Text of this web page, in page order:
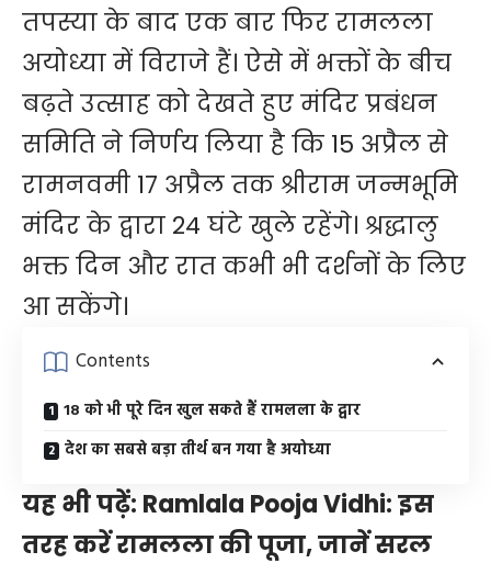
तपस्या के बाद एक बार फिर रामलला
अयोध्या में विराजे हैं। ऐसे में भक्तों के बीच
बढ़ते उत्साह को देखते हुए मंदिर प्रबंधन
समिति ने निर्णय लिया है कि 15 अप्रैल से
रामनवमी 17 अप्रैल तक श्रीराम जन्मभूमि
मंदिर के द्वारा 24 घंटे खुले रहेंगे। श्रद्धालु
भक्त दिन और रात कभी भी दर्शनों के लिए
आ सकेंगे।
Contents
18 को भी पूरे दिन खुल सकते हैं रामलला के द्वार
देश का सबसे बड़ा तीर्थ बन गया है अयोध्या
यह भी पढ़ें: Ramlala Pooja Vidhi: इस
तरह करें रामलला की पूजा, जानें सरल